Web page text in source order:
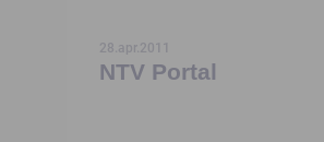
28.apr.2011
NTV Portal